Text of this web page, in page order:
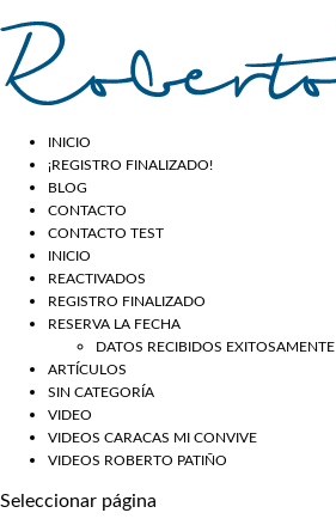
INICIO
¡REGISTRO FINALIZADO!
BLOG
CONTACTO
CONTACTO TEST
INICIO
REACTIVADOS
REGISTRO FINALIZADO
RESERVA LA FECHA
DATOS RECIBIDOS EXITOSAMENTE
ARTÍCULOS
SIN CATEGORÍA
VIDEO
VIDEOS CARACAS MI CONVIVE
VIDEOS ROBERTO PATIÑO
Seleccionar página